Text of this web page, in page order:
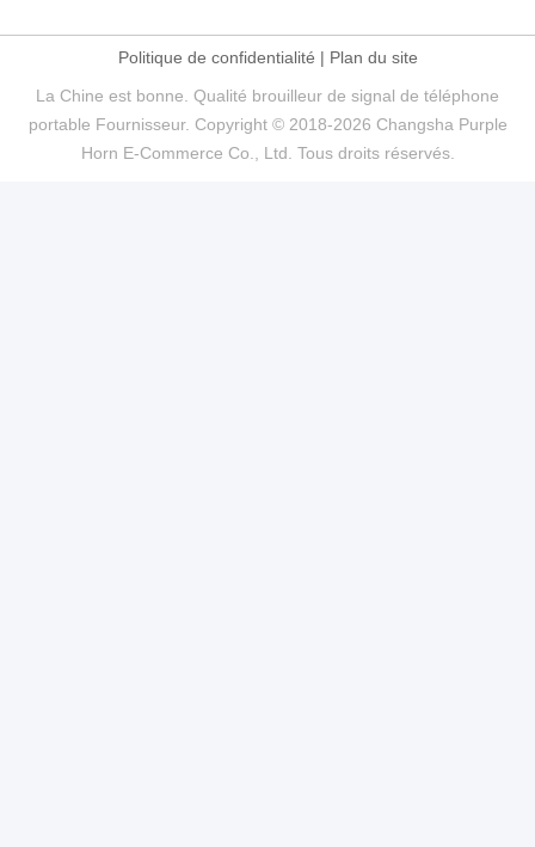
Politique de confidentialité | Plan du site
La Chine est bonne. Qualité brouilleur de signal de téléphone
portable Fournisseur. Copyright © 2018-2026 Changsha Purple
Horn E-Commerce Co., Ltd. Tous droits réservés.